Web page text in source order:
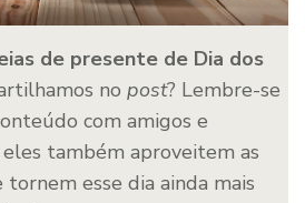
de presente de Dia dos
no post? Lembre-se
com amigos e
também aproveitem as
tornem esse dia ainda mais